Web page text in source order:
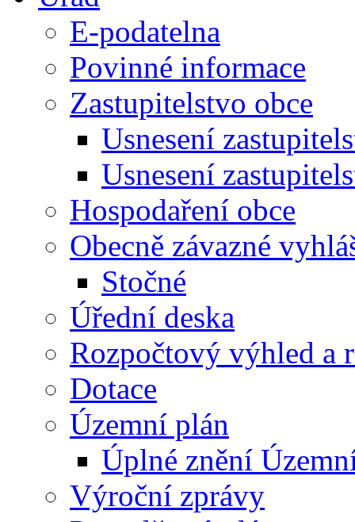
E-podatelna
Povinné informace
Zastupitelstvo obce
Usnesení
Usnesení
Hospodaření obce
Obecně závazné
Stočné
Úřední deska
Rozpočtový výhled a
Dotace
Územní plán
Úplné znění
Výroční zprávy